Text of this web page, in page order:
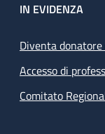
IN EVIDENZA
Diventa
Accesso di
Comitato